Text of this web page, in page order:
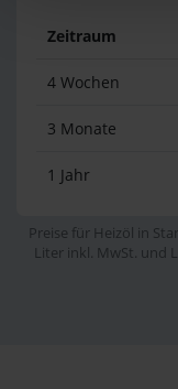
Zeitraum
4 Wochen
3 Monate
1 Jahr
Preise für Heizöl in
Liter inkl. MwSt. und